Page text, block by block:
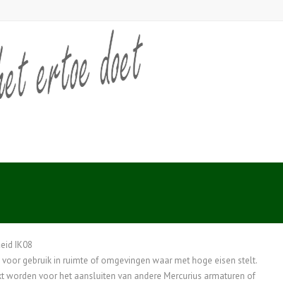
IK08
gebruik in ruimte of omgevingen waar met hoge eisen stelt.
voor het aansluiten van andere Mercurius armaturen of